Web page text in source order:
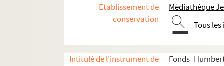
Etablissement de
conservation
Médiathèque
Tous
Intitulé de l'instrument de
Fonds
H-BIOP-14-2. Scientifiques dont le nom
H-BIOP-14-3. Scientifiques dont le nom
H-BIOP-14-4. Scientifiques dont le nom
H-BIOP-14-5. Scientifiques dont le nom